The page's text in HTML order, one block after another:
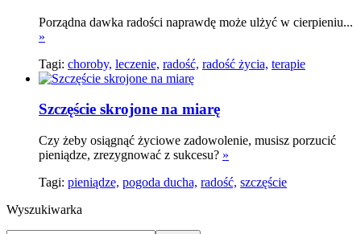
Porządna dawka radości naprawdę może ulżyć w cierpieniu...
»
Tagi: choroby, leczenie, radość, radość życia, terapie
Szczęście skrojone na miarę
Czy żeby osiągnąć życiowe zadowolenie, musisz porzucić
pieniądze, zrezygnować z sukcesu? »
Tagi: pieniądze, pogoda ducha, radość, szczęście
Wyszukiwarka